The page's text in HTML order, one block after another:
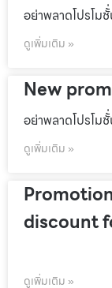
อย่าพลาดโปรโม
ดูเพิ่มเติม »
New
อย่าพลาดโปรโม
ดูเพิ่มเติม »
discount
ดูเพิ่มเติม »